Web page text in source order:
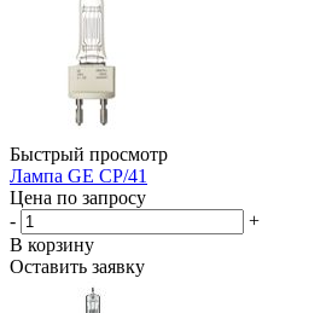
Быстрый просмотр
Лампа GE CP/41
Цена по запросу
-
+
В корзину
Оставить заявку